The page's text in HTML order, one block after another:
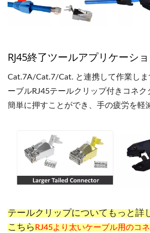
RJ45終了ツールアプリケーシ
Cat.7A/Cat.7/Cat. と連携して作業し
ーブルRJ45テールクリップ付きコネ
簡単に押すことができ、手の疲労を軽
テールクリップについてもっと詳
こちら RJ45より太いケーブル用のコネ